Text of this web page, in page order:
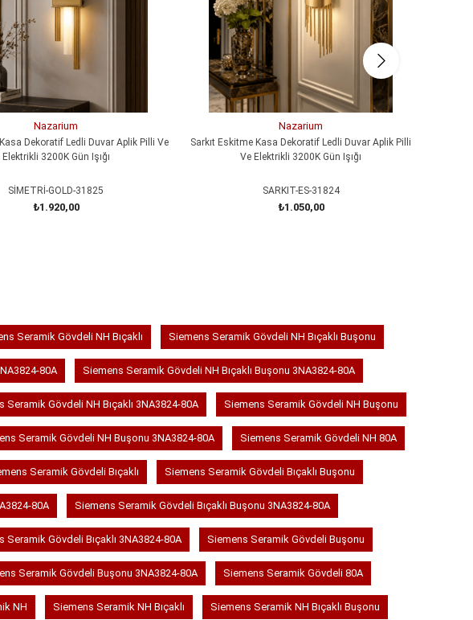
Nazarium
Dekoratif Ledli Duvar Aplik Pilli Ve
Elektrikli 3200K Gün Işığı
SİMETRİ-GOLD-31825
₺1.920,00
Nazarium
Sarkıt Eskitme Kasa Dekoratif Ledli Duvar Aplik Pilli
Ve Elektrikli 3200K Gün Işığı
SARKIT-ES-31824
₺1.050,00
Seramik Gövdeli NH Bıçaklı Siemens Seramik Gövdeli NH Bıçaklı Buşonu
80A Siemens Seramik Gövdeli NH Bıçaklı Buşonu 3NA3824-80A
Seramik Gövdeli NH Bıçaklı 3NA3824-80A Siemens Seramik Gövdeli NH Buşonu
Seramik Gövdeli NH Buşonu 3NA3824-80A Siemens Seramik Gövdeli NH 80A
Seramik Gövdeli Bıçaklı Siemens Seramik Gövdeli Bıçaklı Buşonu
80A Siemens Seramik Gövdeli Bıçaklı Buşonu 3NA3824-80A
Seramik Gövdeli Bıçaklı 3NA3824-80A Siemens Seramik Gövdeli Buşonu
Seramik Gövdeli Buşonu 3NA3824-80A Siemens Seramik Gövdeli 80A
NH Siemens Seramik NH Bıçaklı Siemens Seramik NH Bıçaklı Buşonu